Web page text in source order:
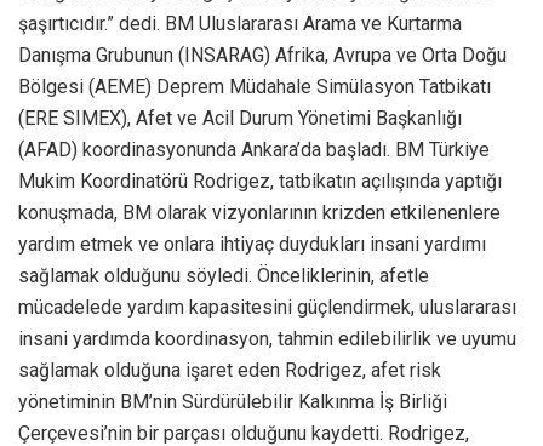
şaşırtıcıdır.” dedi. BM Uluslararası Arama ve Kurtarma
Danışma Grubunun (INSARAG) Afrika, Avrupa ve Orta Doğu
Bölgesi (AEME) Deprem Müdahale Simülasyon Tatbikatı
(ERE SIMEX), Afet ve Acil Durum Yönetimi Başkanlığı
(AFAD) koordinasyonunda Ankara’da başladı. BM Türkiye
Mukim Koordinatörü Rodrigez, tatbikatın açılışında yaptığı
konuşmada, BM olarak vizyonlarının krizden etkilenenlere
yardım etmek ve onlara ihtiyaç duydukları insani yardımı
sağlamak olduğunu söyledi. Önceliklerinin, afetle
mücadelede yardım kapasitesini güçlendirmek, uluslararası
insani yardımda koordinasyon, tahmin edilebilirlik ve uyumu
sağlamak olduğuna işaret eden Rodrigez, afet risk
yönetiminin BM’nin Sürdürülebilir Kalkınma İş Birliği
Çerçevesi’nin bir parçası olduğunu kaydetti. Rodrigez,